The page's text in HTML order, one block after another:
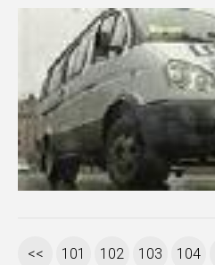
<< 101 102 103 104